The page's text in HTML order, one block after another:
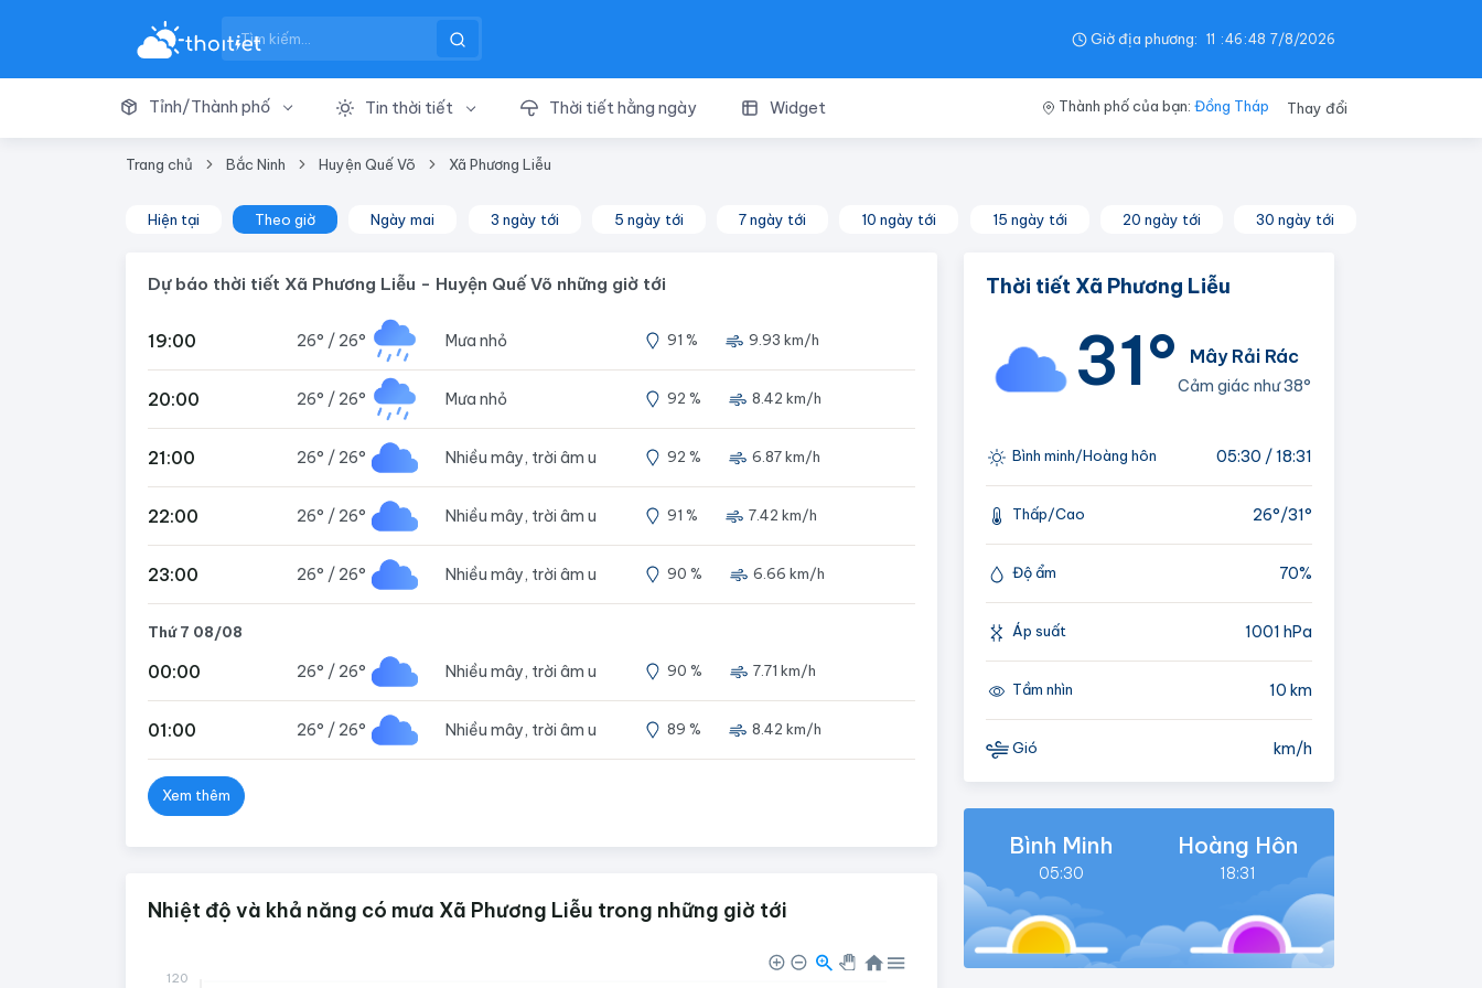
Giờ địa phương: 11 :46 :48 7/8/2026
Tỉnh/Thành phố Tin thời tiết Thời tiết hằng ngày Widget Thành phố của bạn: Đồng Tháp Thay đổi
Trang chủ Bắc Ninh Huyện Quế Võ Xã Phương Liễu
Hiện tại Theo giờ Ngày mai 3 ngày tới 5 ngày tới 7 ngày tới 10 ngày tới 15 ngày tới 20 ngày tới 30 ngày tới
Dự báo thời tiết Xã Phương Liễu - Huyện Quế Võ những giờ tới
19:00 26° / 26° Mưa nhỏ 91 % 9.93 km/h
20:00 26° / 26° Mưa nhỏ 92 % 8.42 km/h
21:00 26° / 26° Nhiều mây, trời âm u 92 % 6.87 km/h
22:00 26° / 26° Nhiều mây, trời âm u 91 % 7.42 km/h
23:00 26° / 26° Nhiều mây, trời âm u 90 % 6.66 km/h
Thứ 7 08/08
00:00 26° / 26° Nhiều mây, trời âm u 90 % 7.71 km/h
01:00 26° / 26° Nhiều mây, trời âm u 89 % 8.42 km/h
Xem thêm
Nhiệt độ và khả năng có mưa Xã Phương Liễu trong những giờ tới
120
Thời tiết Xã Phương Liễu
31° Mây Rải Rác
Cảm giác như38°
Bình minh/Hoàng hôn 05:30 / 18:31
Thấp/Cao 26°/31°
Độ ẩm 70%
Áp suất 1001 hPa
Tầm nhìn 10 km
Gió km/h
Bình Minh
05:30
Hoàng Hôn
18:31